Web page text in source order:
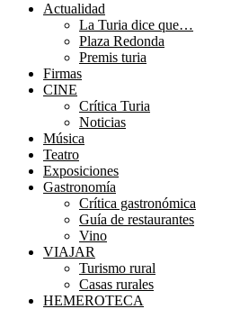
Actualidad
La Turia dice que…
Plaza Redonda
Premis turia
Firmas
CINE
Crítica Turia
Noticias
Música
Teatro
Exposiciones
Gastronomía
Crítica gastronómica
Guía de restaurantes
Vino
VIAJAR
Turismo rural
Casas rurales
HEMEROTECA